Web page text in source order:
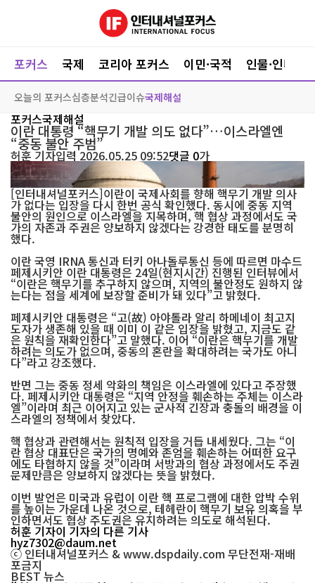
포커스 국제 코리아 포커스 이민·국적 인물·인터뷰
오늘의 포커스심층분석긴급이슈국제해설
포커스국제해설
이란 대통령 “핵무기 개발 의도 없다”…이스라엘엔
“중동 불안 주범”
허훈기자입력 2026.05.25 09:52댓글 0가
기사 이해를 돕기 위한 이미지
[인터내셔널포커스]이란이 국제사회를 향해 핵무기 개발 의사
가 없다는 입장을 다시 한번 공식 확인했다. 동시에 중동 지역
불안의 원인으로 이스라엘을 지목하며, 핵 협상 과정에서도 국
가의 자존과 주권은 양보하지 않겠다는 강경한 태도를 분명히
했다.
이란 국영 IRNA 통신과 터키 아나돌루통신 등에 따르면 마수드
페제시키안 이란 대통령은 24일(현지시간) 진행된 인터뷰에서
“이란은 핵무기를 추구하지 않으며, 지역의 불안정도 원하지 않
는다는 점을 세계에 보장할 준비가 돼 있다”고 밝혔다.
페제시키안 대통령은 “고(故) 아야톨라 알리 하메네이 최고지
도자가 생존해 있을 때 이미 이 같은 입장을 밝혔고, 지금도 같
은 원칙을 재확인한다”고 말했다. 이어 “이란은 핵무기를 개발
하려는 의도가 없으며, 중동의 혼란을 확대하려는 국가도 아니
다”라고 강조했다.
반면 그는 중동 정세 악화의 책임은 이스라엘에 있다고 주장했
다. 페제시키안 대통령은 “지역 안정을 훼손하는 주체는 이스라
엘”이라며 최근 이어지고 있는 군사적 긴장과 충돌의 배경을 이
스라엘의 정책에서 찾았다.
핵 협상과 관련해서는 원칙적 입장을 거듭 내세웠다. 그는 “이
란 협상 대표단은 국가의 명예와 존엄을 훼손하는 어떠한 요구
에도 타협하지 않을 것”이라며 서방과의 협상 과정에서도 주권
문제만큼은 양보하지 않겠다는 뜻을 밝혔다.
이번 발언은 미국과 유럽이 이란 핵 프로그램에 대한 압박 수위
를 높이는 가운데 나온 것으로, 테헤란이 핵무기 보유 의혹을 부
인하면서도 협상 주도권은 유지하려는 의도로 해석된다.
허훈 기자이 기자의 다른 기사
hyz7302@daum.net
ⓒ 인터내셔널포커스 & www.dspdaily.com 무단전재-재배
포금지
BEST뉴스